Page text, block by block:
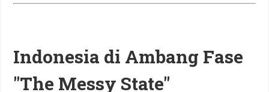
Indonesia di Ambang Fase
"The Messy State"